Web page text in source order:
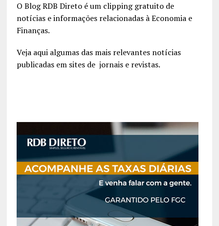
O Blog RDB Direto é um clipping gratuito de
notícias e informações relacionadas à Economia e
Finanças.
Veja aqui algumas das mais relevantes notícias
publicadas em sites de jornais e revistas.